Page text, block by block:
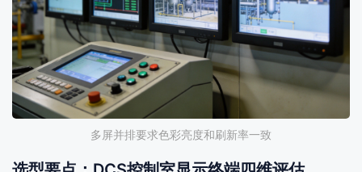
多屏并排要求色彩亮度和刷新率一致